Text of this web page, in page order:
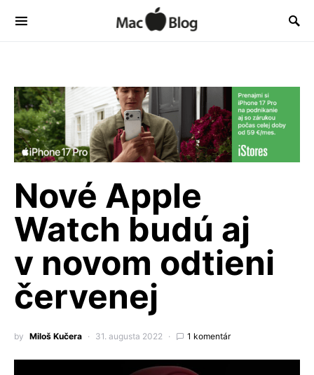
Nové Apple
Watch budú aj
v novom odtieni
červenej
by Miloš Kučera 31. augusta 2022 1 komentár